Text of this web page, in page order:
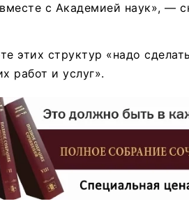
с Академией наук», —
этих структур «надо
работ и услуг».